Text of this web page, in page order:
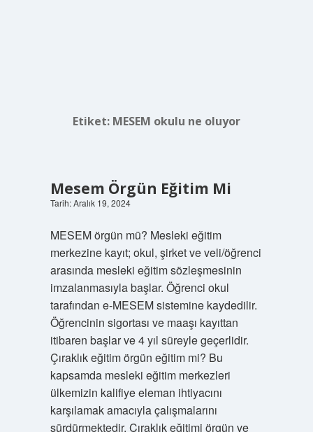
Etiket: MESEM okulu ne oluyor
Mesem Örgün Eğitim Mi
Tarih: Aralık 19, 2024
MESEM örgün mü? Mesleki eğitim
merkezine kayıt; okul, şirket ve veli/öğrenci
arasında mesleki eğitim sözleşmesinin
imzalanmasıyla başlar. Öğrenci okul
tarafından e-MESEM sistemine kaydedilir.
Öğrencinin sigortası ve maaşı kayıttan
itibaren başlar ve 4 yıl süreyle geçerlidir.
Çıraklık eğitim örgün eğitim mi? Bu
kapsamda mesleki eğitim merkezleri
ülkemizin kalifiye eleman ihtiyacını
karşılamak amacıyla çalışmalarını
sürdürmektedir. Çıraklık eğitimi örgün ve